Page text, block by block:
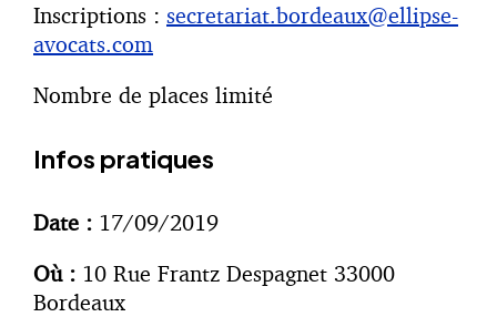
Inscriptions : secretariat.bordeaux@ellipse-
avocats.com
Nombre de places limité
Infos pratiques
Date : 17/09/2019
Où : 10 Rue Frantz Despagnet 33000
Bordeaux